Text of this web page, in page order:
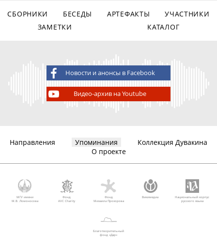
СБОРНИКИ БЕСЕДЫ АРТЕФАКТЫ
УЧАСТНИКИ
ЗАМЕТКИ
КАТАЛОГ
Новости и анонсы в Facebook
Видео-архив на Youtube
Направления Упоминания
Коллекция Дувакина
О проекте
МГУ имени
М.В. Ломоносова
Фонд
AVC Charity
Фонд
Михаила Прохорова
Викимедиа
Национальный корпус
русского языка
Благотворительный
фонд «Дар»